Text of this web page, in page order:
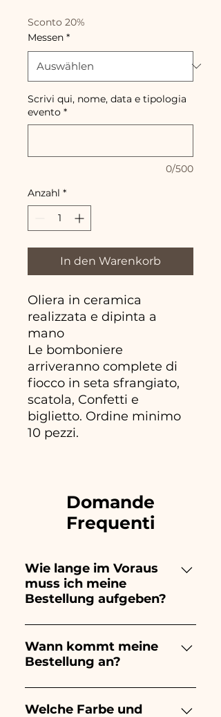
Sconto 20%
Messen *
Scrivi qui, nome, data e tipologia
evento *
0/500
Anzahl *
In den Warenkorb
Oliera in ceramica
realizzata e dipinta a
mano
Le bomboniere
arriveranno complete di
fiocco in seta sfrangiato,
scatola, Confetti e
biglietto. Ordine minimo
10 pezzi.
Domande
Frequenti
Wie lange im Voraus
muss ich meine
Bestellung aufgeben?
Ceramiche Ania kreiert und
bemalt vollständig von Hand,
daher dauert ihre Herstellung
der Menge ab. Wir empfehlen
Wann kommt meine
Bestellung an?
Der Eingang der Bestellung ist
10/15 Tage vor der
Welche Farbe und